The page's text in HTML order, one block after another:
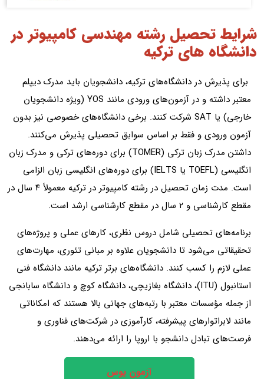
شرایط تحصیل رشته مهندسی کامپیوتر در
دانشگاه های ترکیه
برای پذیرش در دانشگاه‌های ترکیه، دانشجویان باید مدرک دیپلم
معتبر داشته و در آزمون‌های ورودی مانند YOS (ویژه دانشجویان
خارجی) یا SAT شرکت کنند. برخی دانشگاه‌های خصوصی نیز بدون
آزمون ورودی و فقط بر اساس سوابق تحصیلی پذیرش می‌کنند.
داشتن مدرک زبان ترکی (TOMER) برای دوره‌های ترکی و مدرک زبان
انگلیسی (TOEFL یا IELTS) برای دوره‌های انگلیسی‌ زبان الزامی
است. مدت زمان تحصیل در رشته کامپیوتر در ترکیه معمولاً ۴ سال در
مقطع کارشناسی و ۲ سال در مقطع کارشناسی ارشد است.
برنامه‌های تحصیلی شامل دروس نظری، کارهای عملی و پروژه‌های
تحقیقاتی می‌شود تا دانشجویان علاوه بر مبانی تئوری، مهارت‌های
عملی لازم را کسب کنند. دانشگاه‌های برتر ترکیه مانند دانشگاه فنی
استانبول (ITU)، دانشگاه بغازیچی، دانشگاه کوچ و دانشگاه سابانجی
از جمله مؤسسات معتبر با رتبه‌های جهانی بالا هستند که امکاناتی
مانند لابراتوارهای پیشرفته، کارآموزی در شرکت‌های فناوری و
فرصت‌های تبادل دانشجو با اروپا را ارائه می‌دهند.
آزمون یوس